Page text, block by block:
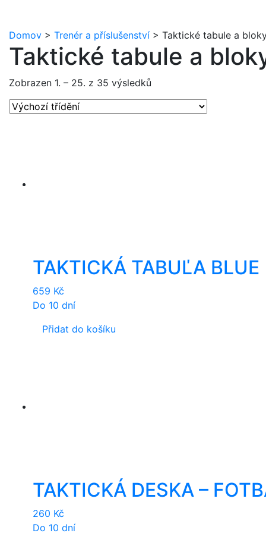
Domov > Trenér a příslušenství > Taktické tabule a
Taktické tabule a
Zobrazen 1. – 25. z 35 výsledků
TAKTICKÁ TABUĽA BLUE
659 Kč
Do 10 dní
Přidat do košíku
TAKTICKÁ DESKA –
260 Kč
Do 10 dní